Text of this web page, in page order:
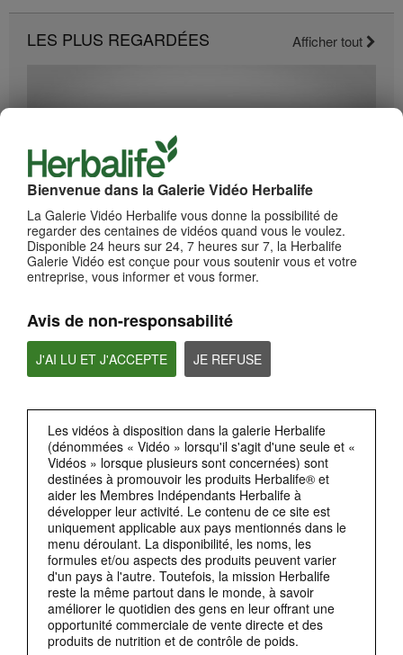
Bienvenue dans la Galerie Vidéo Herbalife
La Galerie Vidéo Herbalife vous donne la possibilité de
regarder des centaines de vidéos quand vous le voulez.
Disponible 24 heurs sur 24, 7 heures sur 7, la Herbalife
Galerie Vidéo est conçue pour vous soutenir vous et votre
entreprise, vous informer et vous former.
Avis de non-responsabilité
J'AI LU ET J'ACCEPTE JE REFUSE
Les vidéos à disposition dans la galerie Herbalife
(dénommées « Vidéo » lorsqu'il s'agit d'une seule et «
Vidéos » lorsque plusieurs sont concernées) sont
destinées à promouvoir les produits Herbalife® et
aider les Membres Indépendants Herbalife à
développer leur activité. Le contenu de ce site est
uniquement applicable aux pays mentionnés dans le
menu déroulant. La disponibilité, les noms, les
formules et/ou aspects des produits peuvent varier
d'un pays à l'autre. Toutefois, la mission Herbalife
reste la même partout dans le monde, à savoir
améliorer le quotidien des gens en leur offrant une
opportunité commerciale de vente directe et des
produits de nutrition et de contrôle de poids.
LES PLUS REGARDÉES Afficher tout
Privacy by Design(respect de la vie privée dès la conception)
Accès aux données personnelles
Un autre domaine dans lequella RGPD va plus loinque les concepts de base de la
confidentialité,concerne les droits individuels relatifs aux données personnelles.